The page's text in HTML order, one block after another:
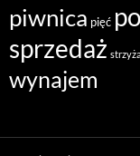
piwnica pięć
sprzedaż strzyża
wynajem